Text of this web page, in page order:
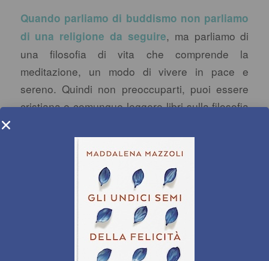
Quando parliamo di buddismo non parliamo
di una religione da seguire, ma parliamo di
una filosofia di vita che comprende la
meditazione, un modo di vivere in pace e
sereno. Quindi non preoccuparti, puoi essere
cristiana e comunque leggere libri sulla filosofia
Spero che questi libri ti piaceranno come sono
piaciuti a me, e che, una volta comprati, non
rimarranno mai sulla mensola troppo a lungo…
ti tornerà la voglia di rileggerli tante volte,
perchè la pace che ne scaturisce è magica